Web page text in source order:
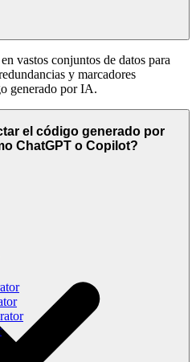
vastos conjuntos de datos para
y marcadores
generado por IA.
el código generado por
ChatGPT o Copilot?